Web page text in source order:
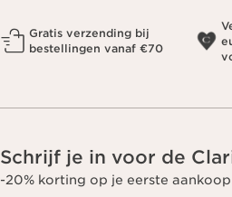
Gratis verzending bij
bestellingen vanaf €70
Schrijf je in voor de
-20% korting op je eerste aankoop